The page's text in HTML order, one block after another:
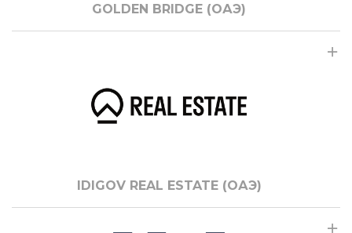
GOLDEN BRIDGE (ОАЭ)
IDIGOV REAL ESTATE (ОАЭ)